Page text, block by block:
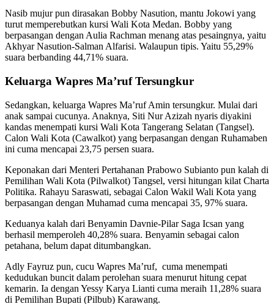
Nasib mujur pun dirasakan Bobby Nasution, mantu Jokowi yang
turut memperebutkan kursi Wali Kota Medan. Bobby yang
berpasangan dengan Aulia Rachman menang atas pesaingnya, yaitu
Akhyar Nasution-Salman Alfarisi. Walaupun tipis. Yaitu 55,29%
suara berbanding 44,71% suara.
Keluarga Wapres Ma’ruf Tersungkur
Sedangkan, keluarga Wapres Ma’ruf Amin tersungkur. Mulai dari
anak sampai cucunya. Anaknya, Siti Nur Azizah nyaris diyakini
kandas menempati kursi Wali Kota Tangerang Selatan (Tangsel).
Calon Wali Kota (Cawalkot) yang berpasangan dengan Ruhamaben
ini cuma mencapai 23,75 persen suara.
Keponakan dari Menteri Pertahanan Prabowo Subianto pun kalah di
Pemilihan Wali Kota (Pilwalkot) Tangsel, versi hitungan kilat Charta
Politika. Rahayu Saraswati, sebagai Calon Wakil Wali Kota yang
berpasangan dengan Muhamad cuma mencapai 35, 97% suara.
Keduanya kalah dari Benyamin Davnie-Pilar Saga Icsan yang
berhasil memperoleh 40,28% suara. Benyamin sebagai calon
petahana, belum dapat ditumbangkan.
Adly Fayruz pun, cucu Wapres Ma’ruf, cuma menempati
kedudukan buncit dalam perolehan suara menurut hitung cepat
kemarin. Ia dengan Yessy Karya Lianti cuma meraih 11,28% suara
di Pemilihan Bupati (Pilbub) Karawang.